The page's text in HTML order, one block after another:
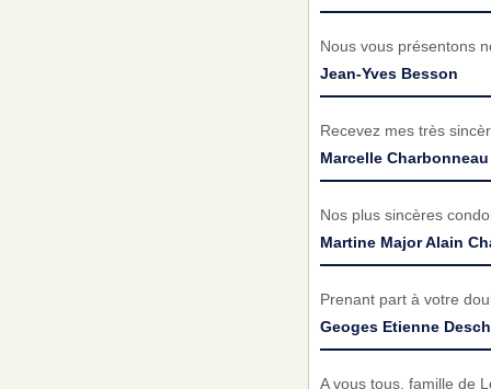
Nous vous présentons
Jean-Yves Besson
Recevez mes très
Marcelle Charbonneau
Nos plus sincères
Martine Major Alain
Prenant part à votre
Geoges Etienne
A vous tous, famille de